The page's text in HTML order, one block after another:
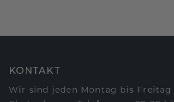
KONTAKT
Wir sind jeden Montag bis Freitag